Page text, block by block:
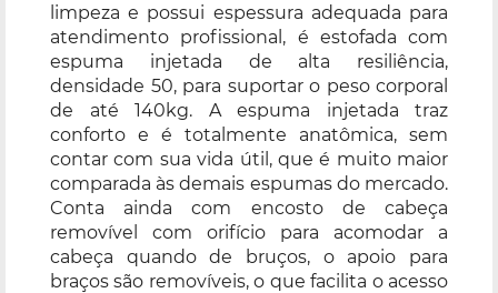
limpeza e possui espessura adequada para
atendimento profissional, é estofada com
espuma injetada de alta resiliência,
densidade 50, para suportar o peso corporal
de até 140kg. A espuma injetada traz
conforto e é totalmente anatômica, sem
contar com sua vida útil, que é muito maior
comparada às demais espumas do mercado.
Conta ainda com encosto de cabeça
removível com orifício para acomodar a
cabeça quando de bruços, o apoio para
braços são removíveis, o que facilita o acesso